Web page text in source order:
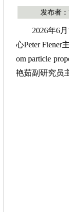
发布者
2026年6
心Peter Fiener
om particle
艳茹副研究员